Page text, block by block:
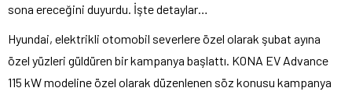
sona ereceğini duyurdu. İşte detaylar…
Hyundai, elektrikli otomobil severlere özel olarak şubat ayına
özel yüzleri güldüren bir kampanya başlattı. KONA EV Advance
115 kW modeline özel olarak düzenlenen söz konusu kampanya